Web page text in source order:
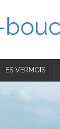
bouc
ES VERMOIS